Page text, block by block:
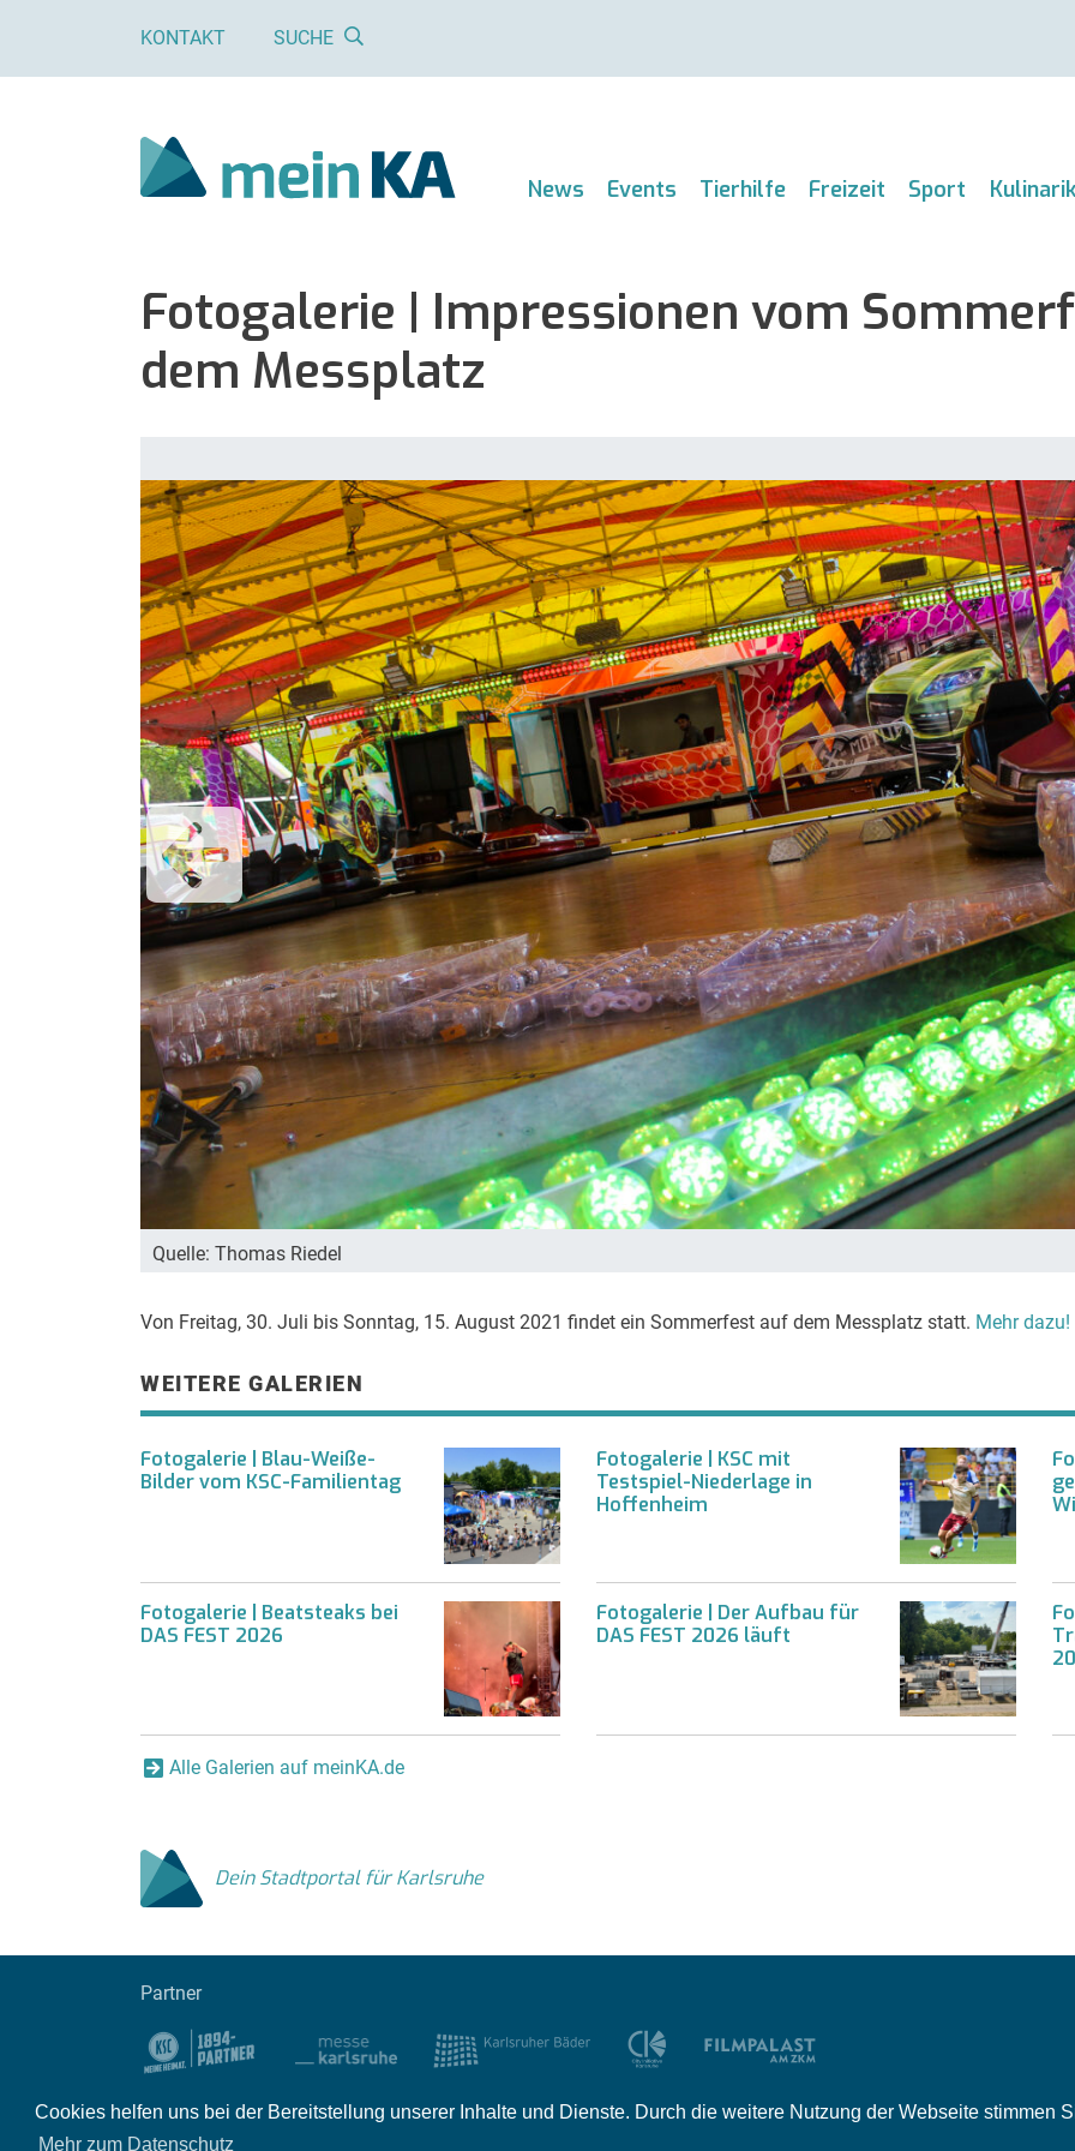
Cookies helfen uns bei der Bereitstellung unserer Inhalte und Dienste. Durch die weitere Nutzung der Webseite stimmen
Mehr zum Datenschutz
KONTAKT SUCHE
News Events Tierhilfe Freizeit Sport
Fotogalerie | Impressionen vom
dem Messplatz
Quelle: Thomas Riedel
Von Freitag, 30. Juli bis Sonntag, 15. August 2021 findet ein Sommerfest auf dem Messplatz statt. Mehr dazu!
WEITERE GALERIEN
Fotogalerie | Blau-Weiße-
Bilder vom KSC-Familientag
Fotogalerie | KSC mit
Testspiel-Niederlage in
Hoffenheim
Fotogalerie | Beatsteaks bei
DAS FEST 2026
Fotogalerie | Der Aufbau für
DAS FEST 2026 läuft
Alle Galerien auf meinKA.de
Dein Stadtportal für Karlsruhe
Partner
Impressum Kontakt Datenschutz Partner Mediadaten Jobs